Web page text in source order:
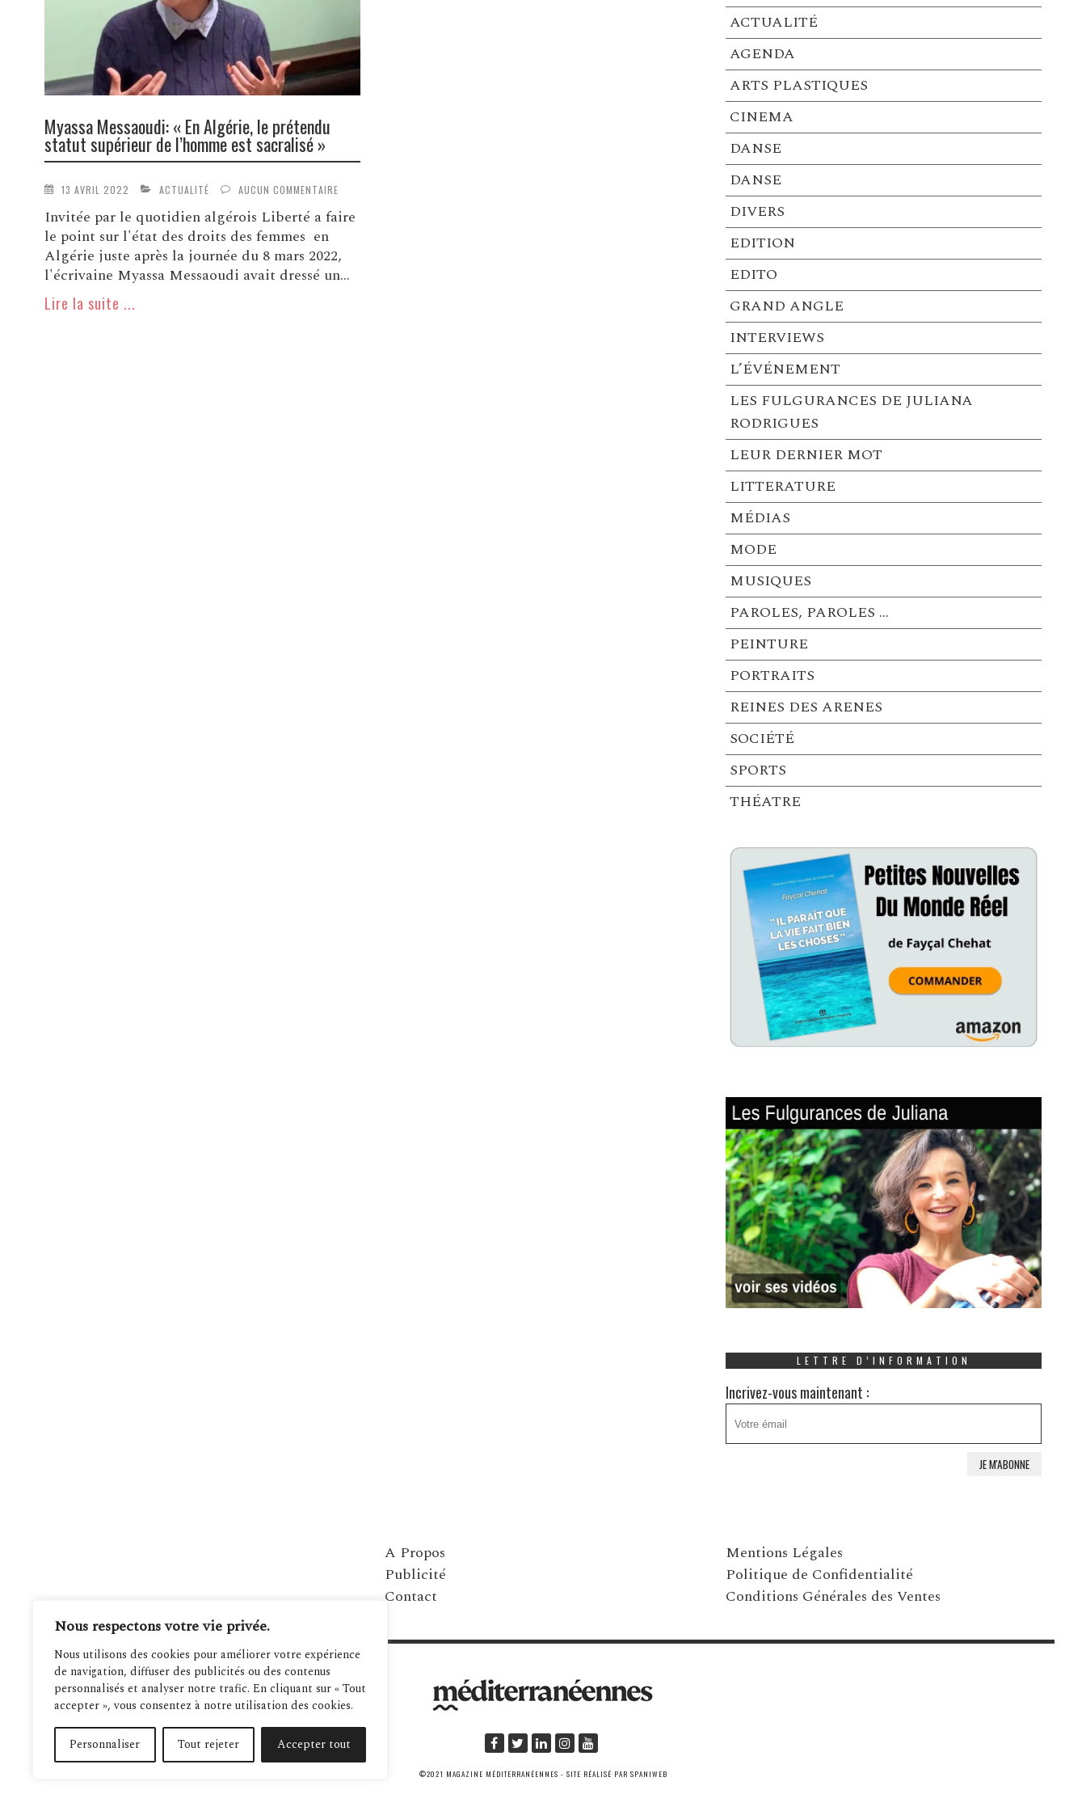
Nous respectons votre vie privée.
Nous utilisons des cookies pour améliorer votre expérience
de navigation, diffuser des publicités ou des contenus
personnalisés et analyser notre trafic. En cliquant sur « Tout
accepter », vous consentez à notre utilisation des cookies.
Personnaliser Tout rejeter Accepter tout
Myassa Messaoudi: « En Algérie, le prétendu
statut supérieur de l’homme est sacralisé »
13 AVRIL 2022 ACTUALITÉ AUCUN COMMENTAIRE
Invitée par le quotidien algérois Liberté a faire
le point sur l'état des droits des femmes en
Algérie juste après la journée du 8 mars 2022,
l'écrivaine Myassa Messaoudi avait dressé un...
Lire la suite ...
ACTUALITÉ
AGENDA
ARTS PLASTIQUES
CINEMA
DANSE
DANSE
DIVERS
EDITION
EDITO
GRAND ANGLE
INTERVIEWS
L’ÉVÉNEMENT
LES FULGURANCES DE JULIANA
RODRIGUES
LEUR DERNIER MOT
LITTERATURE
MÉDIAS
MODE
MUSIQUES
PAROLES, PAROLES …
PEINTURE
PORTRAITS
REINES DES ARENES
SOCIÉTÉ
SPORTS
THÉATRE
LETTRE D’INFORMATION
Incrivez-vous maintenant :
A Propos
Publicité
Contact
Mentions Légales
Politique de Confidentialité
Conditions Générales des Ventes
©2021 MAGAZINE MÉDITERRANÉENNES - SITE RÉALISÉ PAR SPANIWEB